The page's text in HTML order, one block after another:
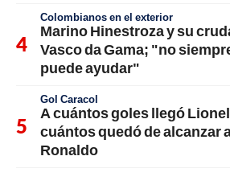
Colombianos en el exterior
Marino Hinestroza y su
Vasco da Gama; "no
puede ayudar"
Gol Caracol
A cuántos goles llegó
cuántos quedó de alcanzar
Ronaldo